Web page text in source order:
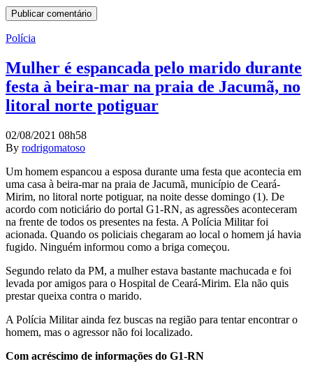
Polícia
Mulher é espancada pelo marido durante
festa à beira-mar na praia de Jacumã, no
litoral norte potiguar
02/08/2021 08h58
By rodrigomatoso
Um homem espancou a esposa durante uma festa que acontecia em
uma casa à beira-mar na praia de Jacumã, município de Ceará-
Mirim, no litoral norte potiguar, na noite desse domingo (1). De
acordo com noticiário do portal G1-RN, as agressões aconteceram
na frente de todos os presentes na festa. A Polícia Militar foi
acionada. Quando os policiais chegaram ao local o homem já havia
fugido. Ninguém informou como a briga começou.
Segundo relato da PM, a mulher estava bastante machucada e foi
levada por amigos para o Hospital de Ceará-Mirim. Ela não quis
prestar queixa contra o marido.
A Polícia Militar ainda fez buscas na região para tentar encontrar o
homem, mas o agressor não foi localizado.
Com acréscimo de informações do G1-RN